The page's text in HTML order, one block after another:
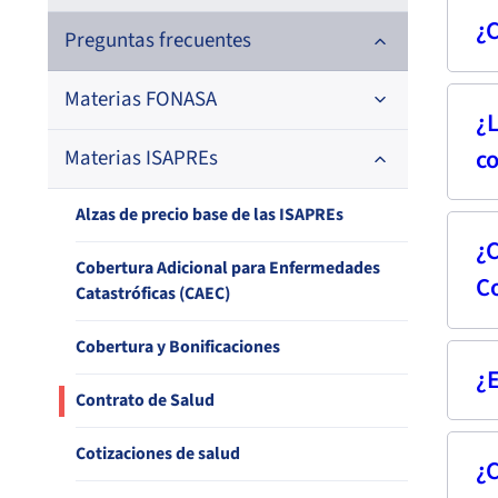
Preguntas frecuentes
Materias FONASA
Afiliación y Desafiliación
Cobertura y Bonificaciones
Cotizaciones de Salud
Incapacidad Laboral
Materias ISAPREs
Alzas de precio base de las ISAPREs
Cobertura Adicional para Enfermedades
Catastróficas (CAEC)
Cobertura y Bonificaciones
Contrato de Salud
Cotizaciones de salud
1)
Si
La
El
por
carta.
En el
La
La
Sí,